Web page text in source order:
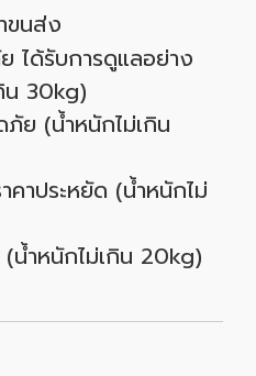
นส่ง
ได้รับการดูแลอย่าง
น 30kg)
ย (น้ำหนักไม่เกิน
าประหยัด (น้ำหนักไม่
น้ำหนักไม่เกิน 20kg)